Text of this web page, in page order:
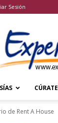
Sesión
CÚRATE
de Rent A House